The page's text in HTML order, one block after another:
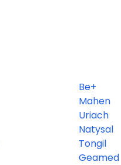
Be+
Mahen
Uriach
Natysal
Tongil
Geamed